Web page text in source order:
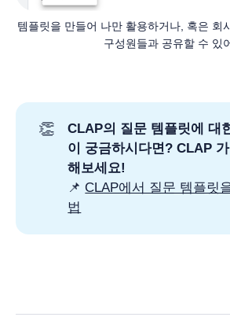
템플릿을 만들어 나만 활용하거나, 혹은 회
구성원들과 공유할 수 있
👏
CLAP의 질문 템플릿에 대
이 궁금하시다면? CLAP
해보세요!
📌 CLAP에서 질문 템플릿
법